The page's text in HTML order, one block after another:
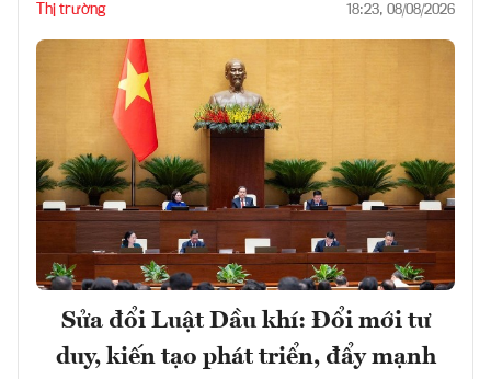
Thị trường 18:23, 08/08/2026
Sửa đổi Luật Dầu khí: Đổi mới tư
duy, kiến tạo phát triển, đẩy mạnh